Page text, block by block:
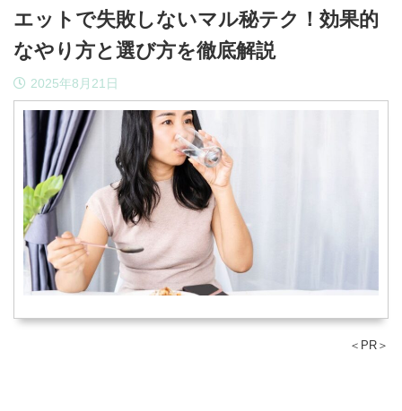
エットで失敗しないマル秘テク！効果的
なやり方と選び方を徹底解説
2025年8月21日
＜PR＞